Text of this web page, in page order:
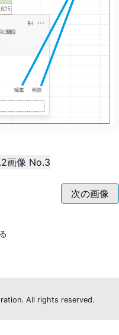
画像 No.3
次の画像
All rights reserved.